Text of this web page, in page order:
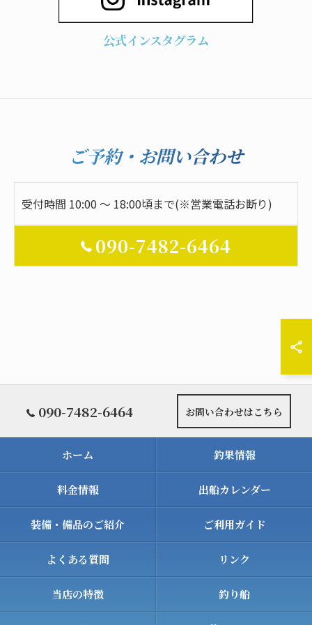
公式インスタグラム
ご予約・お問い合わせ
受付時間 10:00 ～ 18:00頃まで(※営業電話お断り)
090-7482-6464
090-7482-6464 お問い合わせはこちら
ホーム 釣果情報
料金情報 出船カレンダー
装備・備品のご紹介 ご利用ガイド
よくある質問 リンク
当店の特徴 釣り船